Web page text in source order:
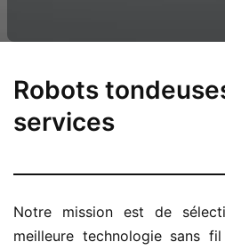
Robots
services
Notre mission est de
meilleure technologie sans